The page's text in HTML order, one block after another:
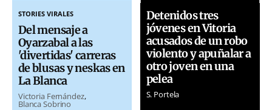
STORIES VIRALES
Del mensaje a
Oyarzabal a las
'divertidas' carreras
de blusas y neskas en
La Blanca
Victoria Fernández
Blanca Sobrino
Detenidos tres
jóvenes en Vitoria
acusados de un robo
violento y apuñalar a
otro joven en una
pelea
S. Portela